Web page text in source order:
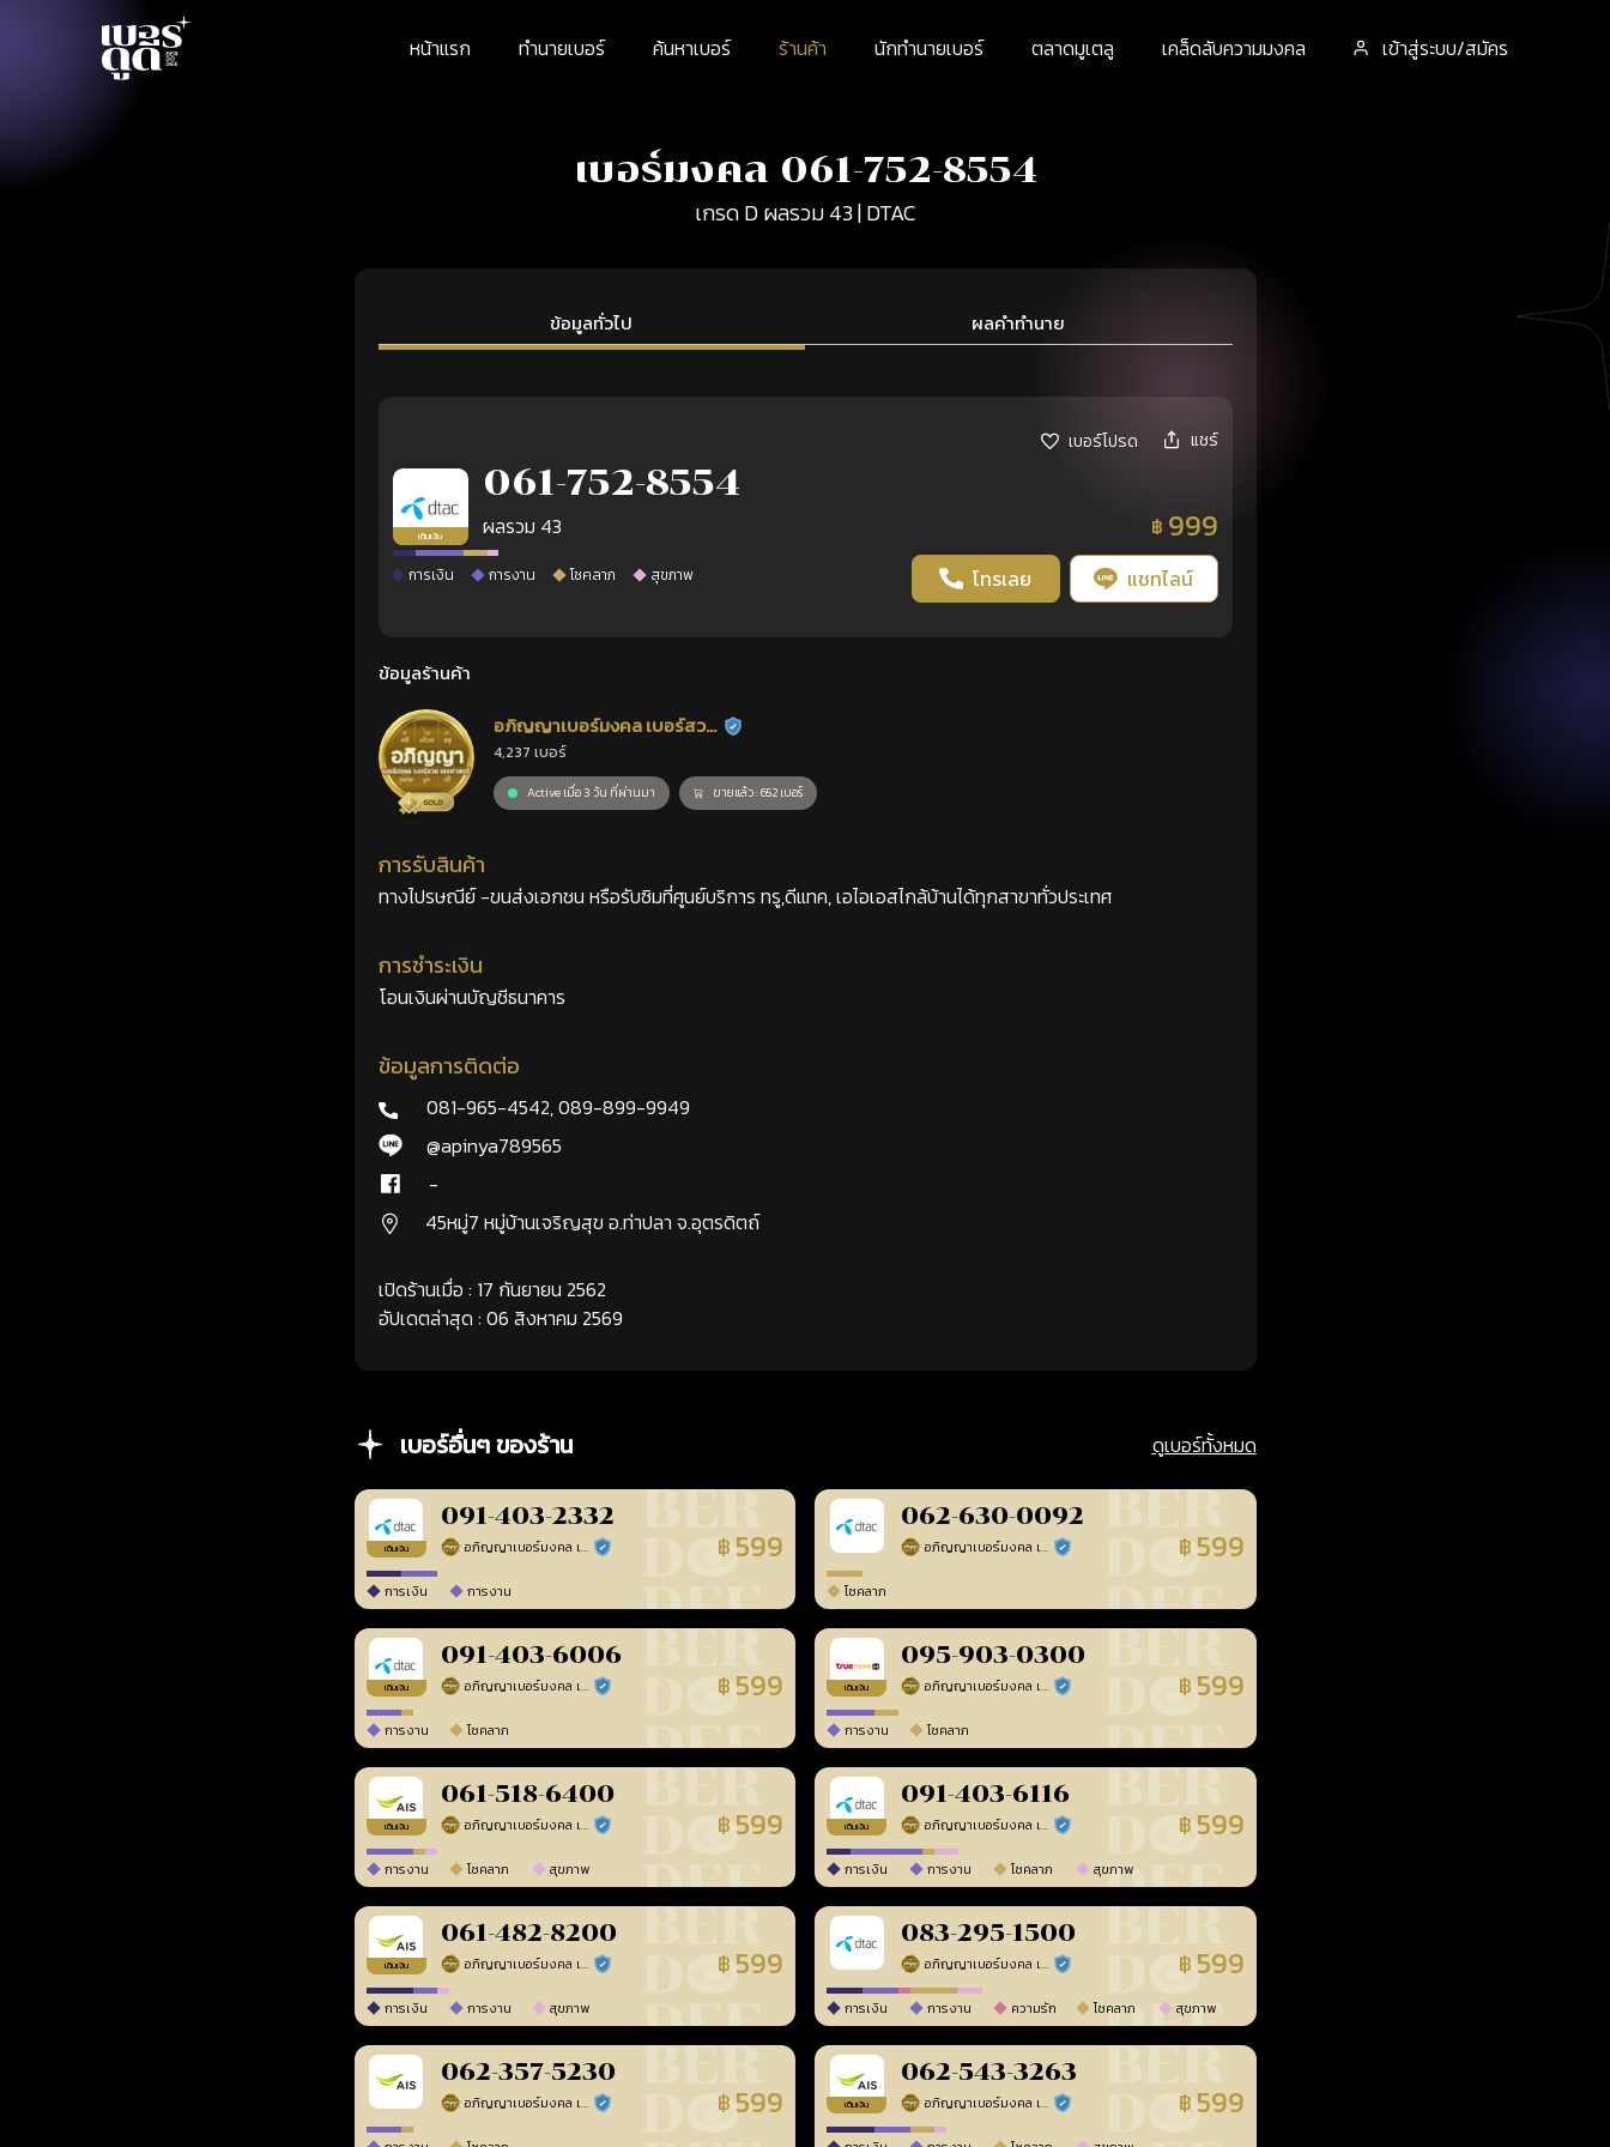
หน้าแรก ทำนายเบอร์ ค้นหาเบอร์ ร้านค้า นักทำนายเบอร์ ตลาดมูเตลู เคล็ดลับความมงคล เข้าสู่ระบบ/สมัคร
เบอร์มงคล 061-752-8554
เกรด D ผลรวม 43 | DTAC
ข้อมูลทั่วไป ผลคำทำนาย
เบอร์โปรด แชร์
เติมเงิน
061-752-8554
ผลรวม 43 ฿ 999
การเงิน การงาน โชคลาภ สุขภาพ โทรเลย แชทไลน์
ข้อมูลร้านค้า
อภิญญาเบอร์มงคล เบอร์สวย
เลขศาสตร์
ร้านยืนยันแล้ว
4,237 เบอร์
Active เมื่อ 3 วัน ที่ผ่านมา ขายแล้ว : 652 เบอร์
การรับสินค้า
ทางไปรษณีย์ -ขนส่งเอกชน หรือรับซิมที่ศูนย์บริการ ทรู,ดีแทค, เอไอเอสไกล้บ้านได้ทุกสาขาทั่วประเทศ
การชำระเงิน
โอนเงินผ่านบัญชีธนาคาร
ข้อมูลการติดต่อ
081-965-4542,089-899-9949
@apinya789565
-
45หมู่7 หมู่บ้านเจริญสุข อ.ท่าปลา จ.อุตรดิตถ์
เปิดร้านเมื่อ : 17 กันยายน 2562
อัปเดตล่าสุด : 06 สิงหาคม 2569
เบอร์อื่นๆ ของร้าน ดูเบอร์ทั้งหมด
เติมเงิน
091-403-2332
อภิญญาเบอร์มงคล เบอร์สวยเลขศาสตร์ ร้านยืนยันแล้ว ฿ 599
การเงิน การงาน
062-630-0092
อภิญญาเบอร์มงคล เบอร์สวยเลขศาสตร์ ร้านยืนยันแล้ว ฿ 599
โชคลาภ
เติมเงิน
091-403-6006
อภิญญาเบอร์มงคล เบอร์สวยเลขศาสตร์ ร้านยืนยันแล้ว ฿ 599
การงาน โชคลาภ
เติมเงิน
095-903-0300
อภิญญาเบอร์มงคล เบอร์สวยเลขศาสตร์ ร้านยืนยันแล้ว ฿ 599
การงาน โชคลาภ
เติมเงิน
061-518-6400
อภิญญาเบอร์มงคล เบอร์สวยเลขศาสตร์ ร้านยืนยันแล้ว ฿ 599
การงาน โชคลาภ สุขภาพ
เติมเงิน
091-403-6116
อภิญญาเบอร์มงคล เบอร์สวยเลขศาสตร์ ร้านยืนยันแล้ว ฿ 599
การเงิน การงาน โชคลาภ สุขภาพ
เติมเงิน
061-482-8200
อภิญญาเบอร์มงคล เบอร์สวยเลขศาสตร์ ร้านยืนยันแล้ว ฿ 599
การเงิน การงาน สุขภาพ
083-295-1500
อภิญญาเบอร์มงคล เบอร์สวยเลขศาสตร์ ร้านยืนยันแล้ว ฿ 599
การเงิน การงาน ความรัก โชคลาภ สุขภาพ
062-357-5230
อภิญญาเบอร์มงคล เบอร์สวยเลขศาสตร์ ร้านยืนยันแล้ว ฿ 599 เติมเงิน
062-543-3263
อภิญญาเบอร์มงคล เบอร์สวยเลขศาสตร์ ร้านยืนยันแล้ว ฿ 599